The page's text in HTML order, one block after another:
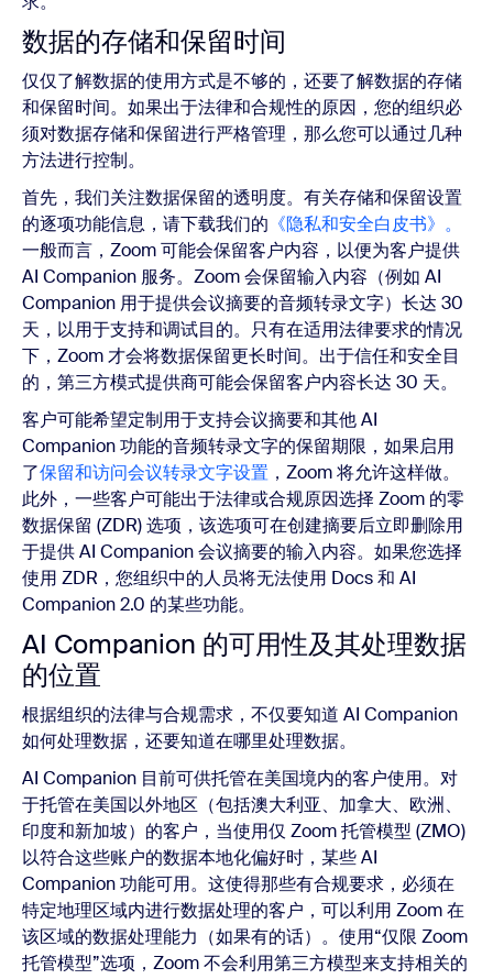
数据的存储和保留时间
仅仅了解数据的使用方式是不够的，还要了解数据的存储
和保留时间。如果出于法律和合规性的原因，您的组织必
须对数据存储和保留进行严格管理，那么您可以通过几种
方法进行控制。
首先，我们关注数据保留的透明度。有关存储和保留设置
的逐项功能信息，请下载我们的 《隐私和安全白皮书》。
一般而言，Zoom 可能会保留客户内容，以便为客户提供
AI Companion 服务。Zoom 会保留输入内容（例如 AI
Companion 用于提供会议摘要的音频转录文字）长达 30
天，以用于支持和调试目的。只有在适用法律要求的情况
下，Zoom 才会将数据保留更长时间。出于信任和安全目
的，第三方模式提供商可能会保留客户内容长达 30 天。
客户可能希望定制用于支持会议摘要和其他 AI
Companion 功能的音频转录文字的保留期限，如果启用
了保留和访问会议转录文字设置 ，Zoom 将允许这样做。
此外，一些客户可能出于法律或合规原因选择 Zoom 的零
数据保留 (ZDR) 选项，该选项可在创建摘要后立即删除用
于提供 AI Companion 会议摘要的输入内容。如果您选择
使用 ZDR，您组织中的人员将无法使用 Docs 和 AI
Companion 2.0 的某些功能。
AI Companion 的可用性及其处理数据
的位置
根据组织的法律与合规需求，不仅要知道 AI Companion
如何处理数据，还要知道在哪里处理数据。
AI Companion 目前可供托管在美国境内的客户使用。对
于托管在美国以外地区（包括澳大利亚、加拿大、欧洲、
印度和新加坡）的客户，当使用仅 Zoom 托管模型 (ZMO)
以符合这些账户的数据本地化偏好时，某些 AI
Companion 功能可用。这使得那些有合规要求，必须在
特定地理区域内进行数据处理的客户，可以利用 Zoom 在
该区域的数据处理能力（如果有的话）。使用“仅限 Zoom
托管模型”选项，Zoom 不会利用第三方模型来支持相关的